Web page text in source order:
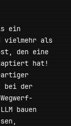
ein
vielmehr als
den eine
hat!
bei der
bauen